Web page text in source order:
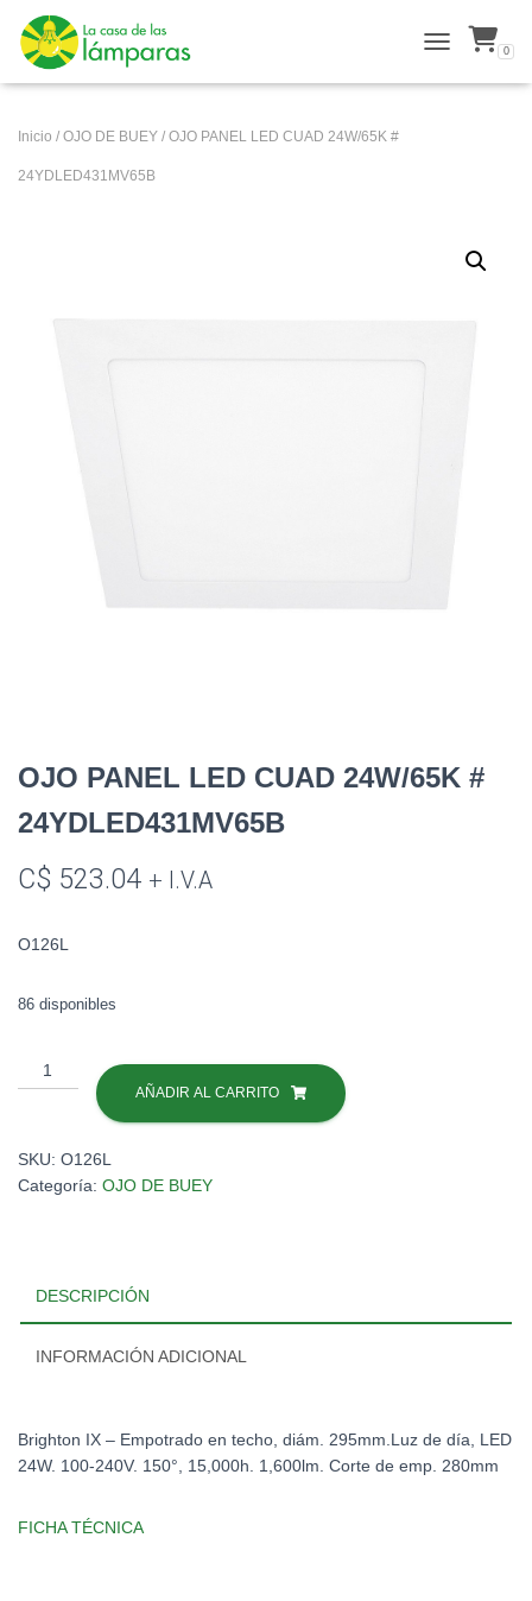
ALTERNAR
0
Inicio / OJO DE BUEY / OJO PANEL LED CUAD 24W/65K #
24YDLED431MV65B
OJO PANEL LED CUAD 24W/65K #
24YDLED431MV65B
C$ 523.04 + I.V.A
O126L
86 disponibles
OJO
PANEL
24W/65K
#
AÑADIR AL CARRITO
SKU: O126L
Categoría: OJO DE BUEY
DESCRIPCIÓN
INFORMACIÓN ADICIONAL
Brighton IX – Empotrado en techo, diám. 295mm.Luz de día, LED
24W. 100-240V. 150°, 15,000h. 1,600lm. Corte de emp. 280mm
FICHA TÉCNICA